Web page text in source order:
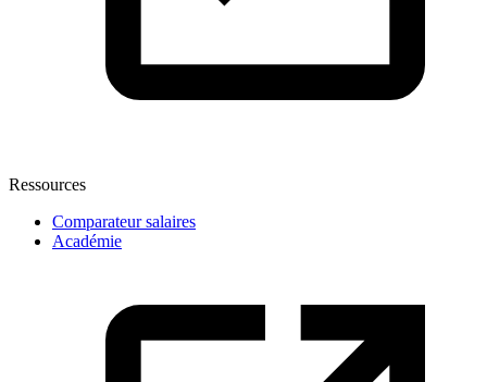
Ressources
Comparateur salaires
Académie